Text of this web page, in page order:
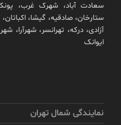
سعادت آباد، شهرک غرب،
ستارخان، صادقیه، گیشا،
آزادی، درکه، تهرانسر، شهرآرا،
ایوانک
نمایندگی شمال تهران